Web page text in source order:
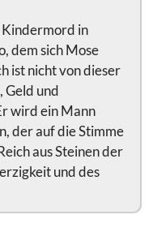
in
dem sich Mose
ist nicht von dieser
Geld und
wird ein Mann
der auf die Stimme
aus Steinen der
und des